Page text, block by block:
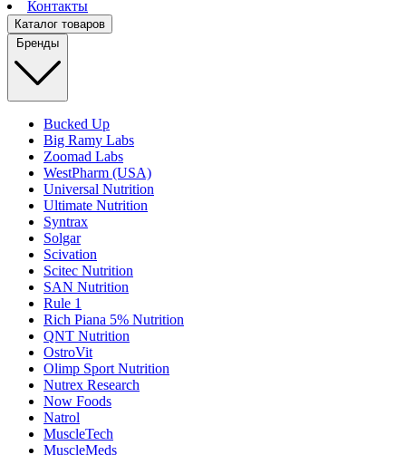
Контакты
Каталог товаров
Бренды
Bucked Up
Big Ramy Labs
Zoomad Labs
WestPharm (USA)
Universal Nutrition
Ultimate Nutrition
Syntrax
Solgar
Scivation
Scitec Nutrition
SAN Nutrition
Rule 1
Rich Piana 5% Nutrition
QNT Nutrition
OstroVit
Olimp Sport Nutrition
Nutrex Research
Now Foods
Natrol
MuscleTech
MuscleMeds